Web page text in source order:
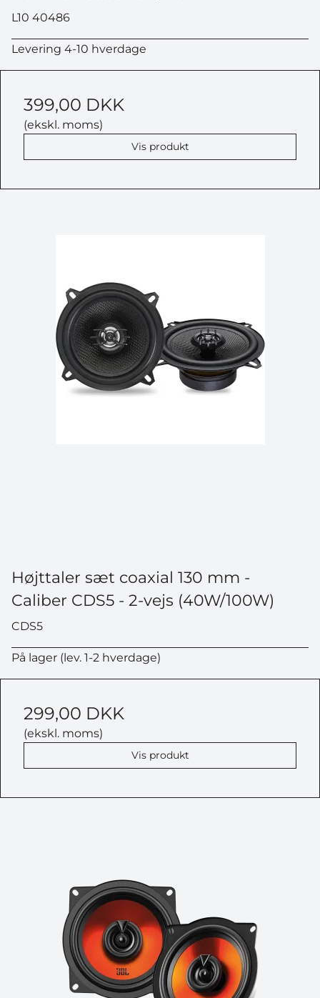
L10 40486
Levering 4-10 hverdage
399,00 DKK
(ekskl. moms)
Vis produkt
Højttaler sæt coaxial 130 mm -
Caliber CDS5 - 2-vejs (40W/100W)
CDS5
På lager (lev. 1-2 hverdage)
299,00 DKK
(ekskl. moms)
Vis produkt